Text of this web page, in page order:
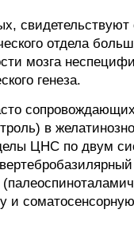
отдела
мозга
генеза.
в
ЦНС по двум
соматосенсорную